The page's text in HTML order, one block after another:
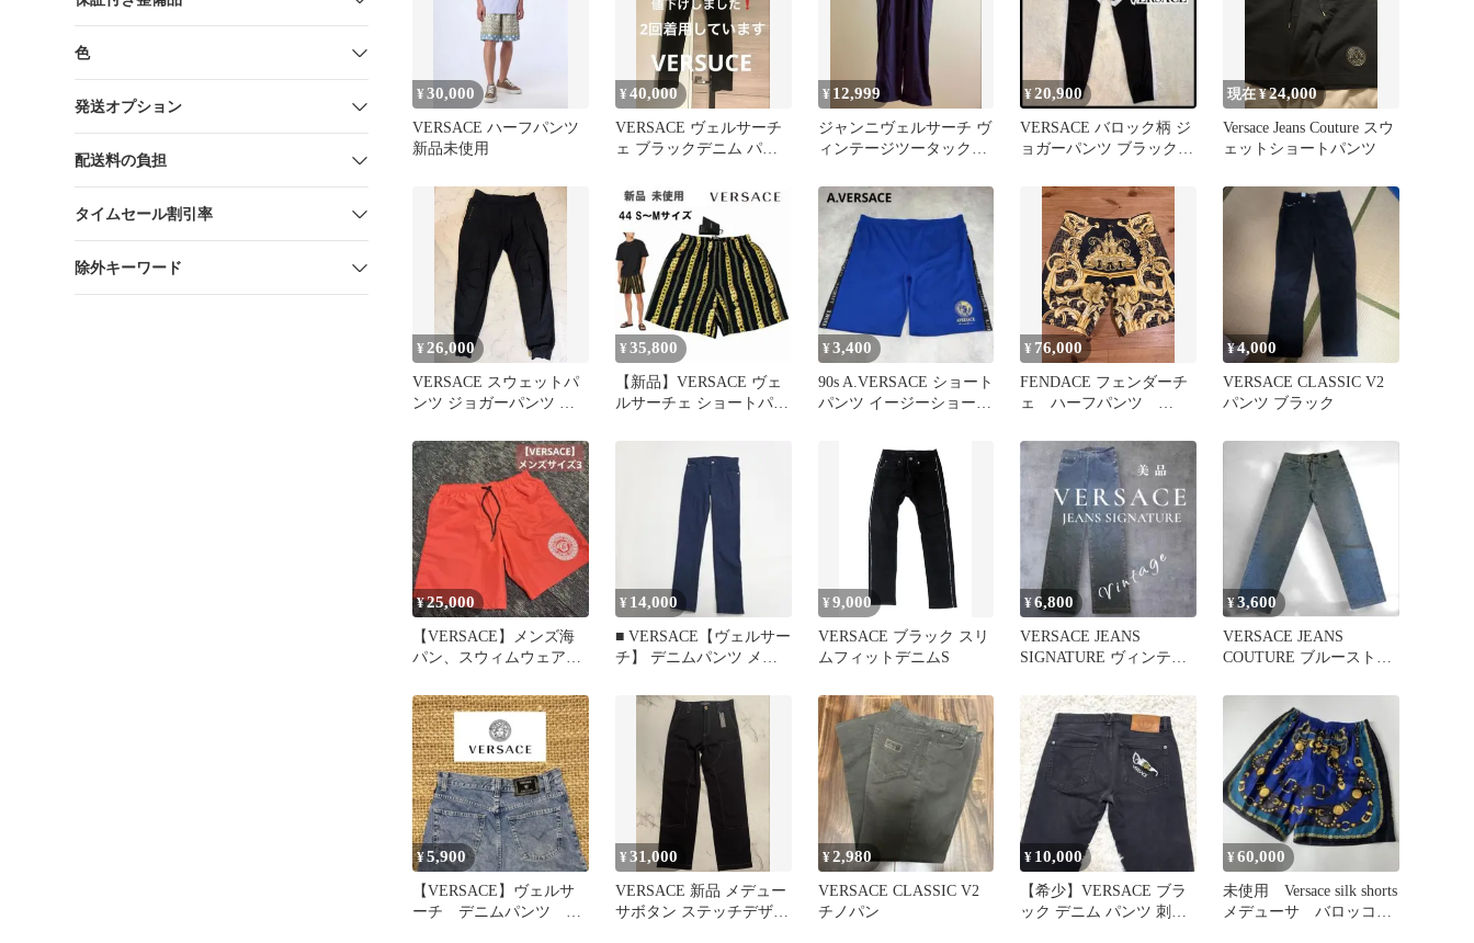
色
発送オプション
配送料の負担
タイムセール割引率
除外キーワード
¥30,000
VERSACE ハーフパンツ
新品未使用
¥40,000
VERSACE ヴェルサーチ
ェ ブラックデニム パン
¥ 12,999
ジャンニヴェルサーチ ヴ
ィンテージツータックス
ジャンニ期
¥20,900
VERSACE バロック柄 ジ
ョガーパンツ ブラック
現在 ¥24,000
Versace Jeans Couture スウ
ェットショートパンツ
¥ 26,000
VERSACE スウェットパ
ンツ ジョガーパンツ ブ
¥ 35,800
【新品】VERSACE ヴェ
ルサーチェ ショートパン
ント
¥3,400
90s A.VERSACE ショート
パンツ イージーショー
¥ 76,000
FENDACE フェンダーチ
ェ ハーフパンツ
¥4,000
VERSACE CLASSIC V2
パンツ ブラック
¥25,000
【VERSACE】メンズ海
パン、スウィムウェア、
ーチ
¥ 14,000
■ VERSACE【ヴェルサー
チ】 デニムパンツ メデ
¥9,000
VERSACE ブラック スリ
ムフィットデニムS
¥6,800
VERSACE JEANS
SIGNATURE ヴィンテー
¥3,600
VERSACE JEANS
COUTURE ブルーストレ
¥5,900
【VERSACE】ヴェルサ
ーチ デニムパンツ
¥31,000
VERSACE 新品 メデュー
サボタン ステッチデザイ
¥2,980
VERSACE CLASSIC V2
チノパン
¥ 10,000
【希少】VERSACE ブラ
ック デニム パンツ 刺
¥60,000
未使用 Versace silk shorts
メデューサ バロッコ